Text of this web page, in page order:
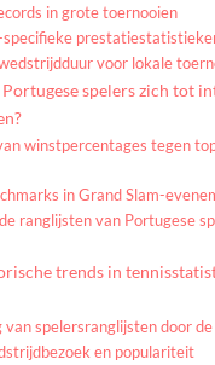
in grote toernooien
voor lokale
spelers zich tot
winstpercentages tegen
in Grand Slam-
ranglijsten van Portugese
trends in
spelersranglijsten door de
en populariteit